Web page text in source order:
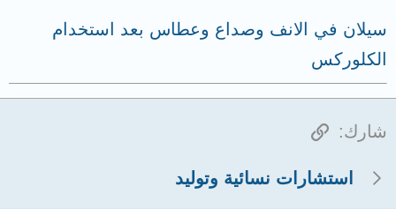
سيلان في الانف وصداع وعطاس بعد استخدام
الكلوركس
شارك: الرابط
استشارات نسائية وتوليد